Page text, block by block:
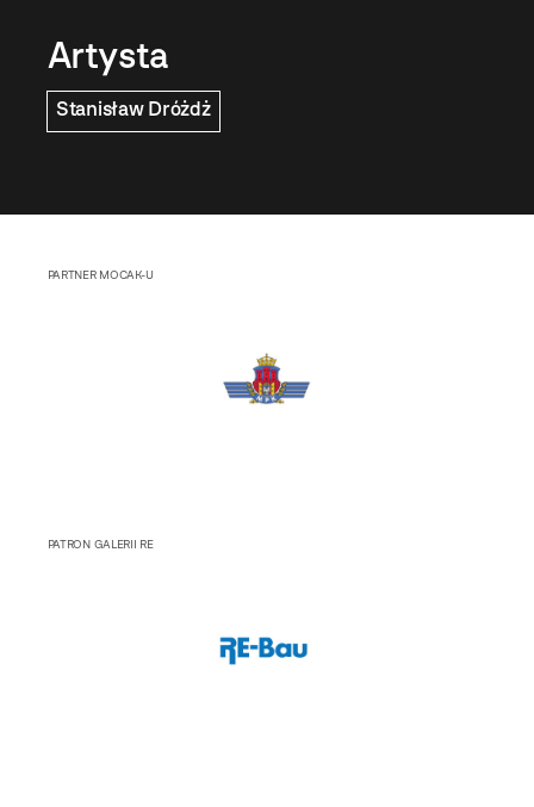
Artysta
Stanisław Dróżdż
PARTNER MOCAK-U
PATRON GALERII RE